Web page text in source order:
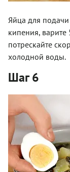
Яйца для
кипения,
потрескайте
холодной воды.
Шаг 6